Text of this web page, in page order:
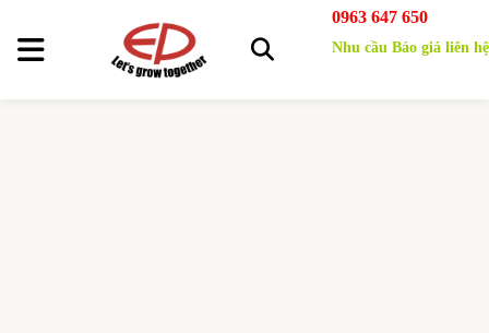
0963 647 650
Nhu cầu Báo giá liên hệ